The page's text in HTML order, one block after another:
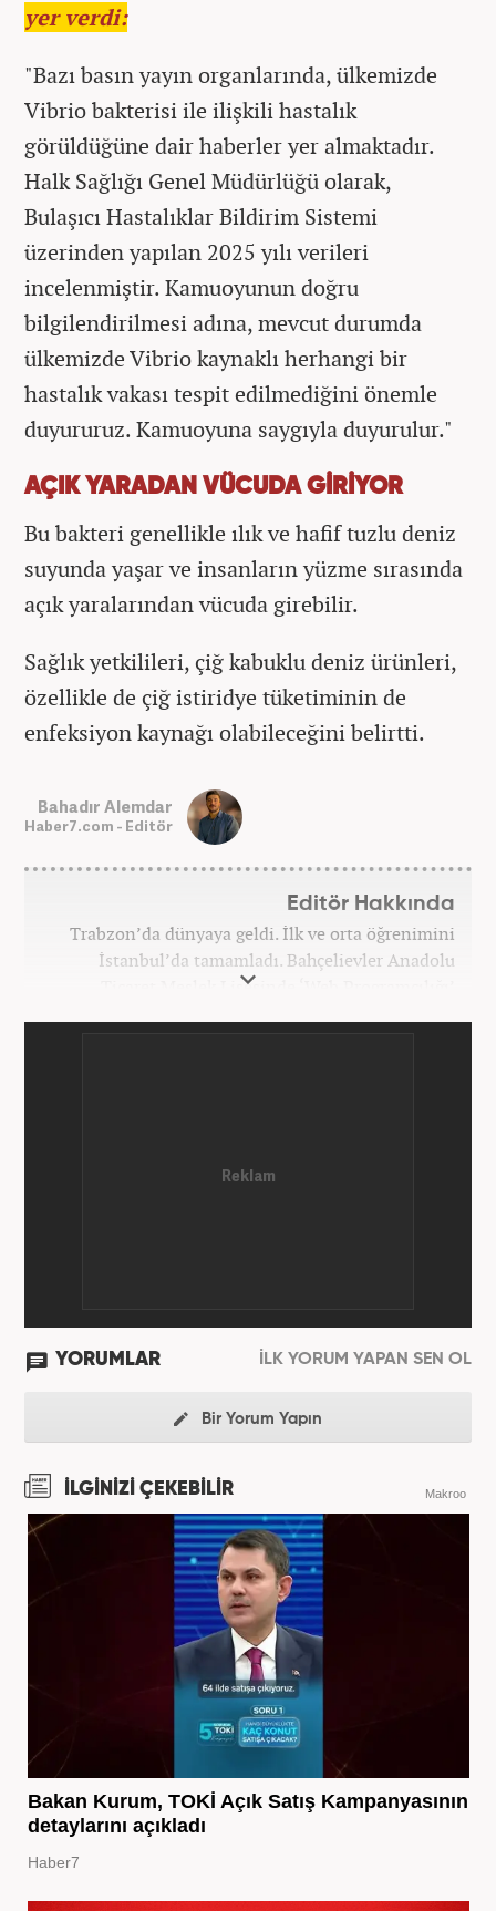
yer verdi:
"Bazı basın yayın organlarında, ülkemizde
Vibrio bakterisi ile ilişkili hastalık
görüldüğüne dair haberler yer almaktadır.
Halk Sağlığı Genel Müdürlüğü olarak,
Bulaşıcı Hastalıklar Bildirim Sistemi
üzerinden yapılan 2025 yılı verileri
incelenmiştir. Kamuoyunun doğru
bilgilendirilmesi adına, mevcut durumda
ülkemizde Vibrio kaynaklı herhangi bir
hastalık vakası tespit edilmediğini önemle
duyururuz. Kamuoyuna saygıyla duyurulur."
AÇIK YARADAN VÜCUDA GİRİYOR
Bu bakteri genellikle ılık ve hafif tuzlu deniz
suyunda yaşar ve insanların yüzme sırasında
açık yaralarından vücuda girebilir.
Sağlık yetkilileri, çiğ kabuklu deniz ürünleri,
özellikle de çiğ istiridye tüketiminin de
enfeksiyon kaynağı olabileceğini belirtti.
Bahadır Alemdar
Haber7.com - Editör
Editör Hakkında
Trabzon’da dünyaya geldi. İlk ve orta öğrenimini
İstanbul’da tamamladı. Bahçelievler Anadolu
Ticaret Meslek Lisesinde ‘Web Programcılığı’
ve teknoloji kategorilerinde birçok haber ve
YORUMLAR İLK YORUM YAPAN SEN OL
Bir Yorum Yapın
İLGİNİZİ ÇEKEBİLİR Makroo
Bakan Kurum, TOKİ Açık Satış Kampanyasının
detaylarını açıkladı
Haber7